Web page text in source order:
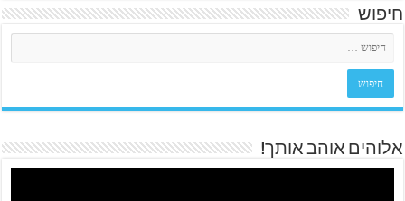
חיפוש
אלוהים אוהב אותך!